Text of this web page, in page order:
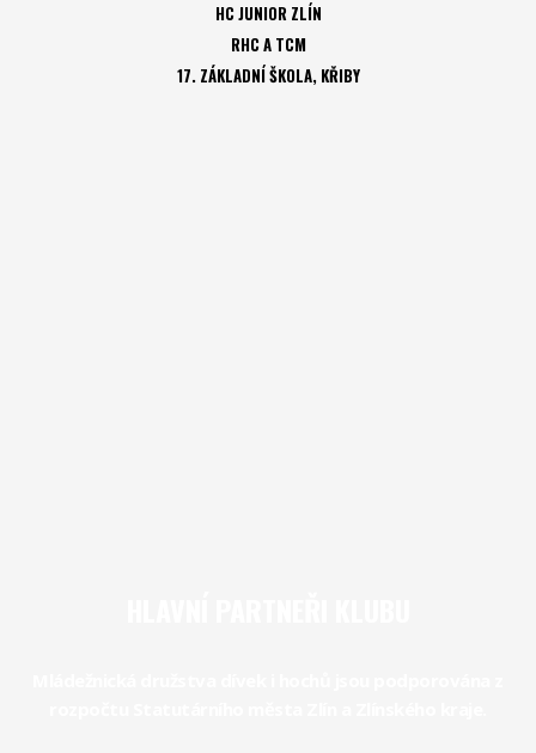
HC JUNIOR ZLÍN
RHC A TCM
17. ZÁKLADNÍ ŠKOLA, KŘIBY